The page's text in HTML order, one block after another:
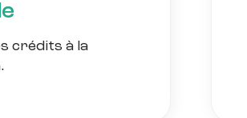
crédits à la